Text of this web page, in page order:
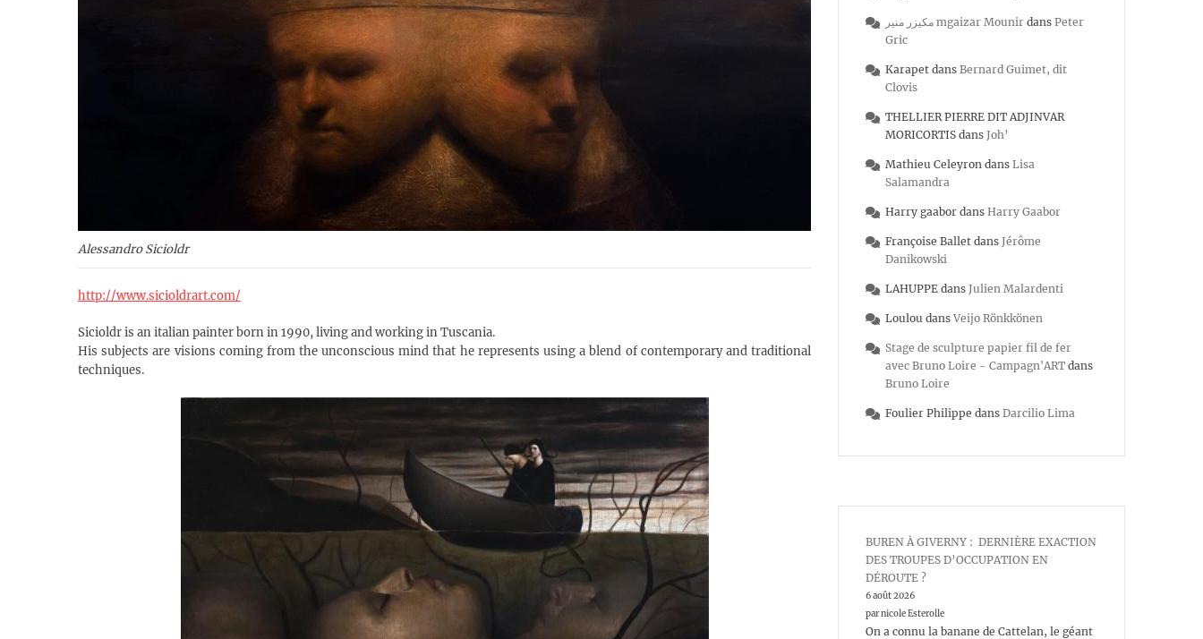
Alessandro Sicioldr
http://www.sicioldrart.com/
Sicioldr is an italian painter born in 1990, living and working in Tuscania.
His subjects are visions coming from the unconscious mind​ that he represents using a blend of contemporary and traditional
techniques.
مكيزر منير mgaizar Mounir dans Peter
Gric
Karapet dans Bernard Guimet, dit
Clovis
THELLIER PIERRE DIT ADJINVAR
MORICORTIS dans Joh’
Mathieu Celeyron dans Lisa
Salamandra
Harry gaabor dans Harry Gaabor
Françoise Ballet dans Jérôme
Danikowski
LAHUPPE dans Julien Malardenti
Loulou dans Veijo Rönkkönen
Stage de sculpture papier fil de fer
avec Bruno Loire - Campagn'ART dans
Bruno Loire
Foulier Philippe dans Darcilio Lima
BUREN À GIVERNY : DERNIÈRE EXACTION
DES TROUPES D’OCCUPATION EN
DÉROUTE ?
6 août 2026
par nicole Esterolle
On a connu la banane de Cattelan, le géant